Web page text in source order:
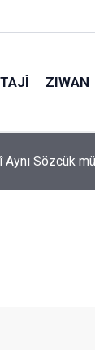
ZIWAN